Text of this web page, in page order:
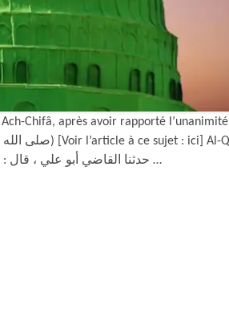
Chifâ, après avoir rapporté l’unanimité
a dit : « حدثنا القاضي أبو علي ، قال : حدثنا أبو الفضل بن خيرون ، قال : حدثنا الحسن بن …